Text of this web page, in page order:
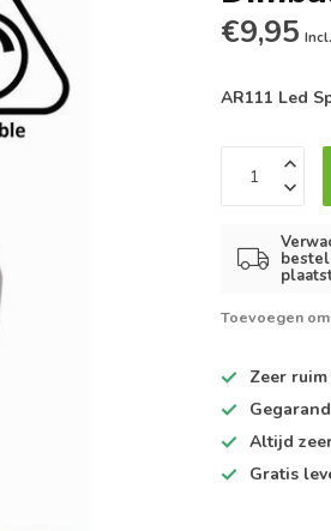
€9,95
AR111 Led
Toevoegen
Zeer ruim
Altijd
Gratis